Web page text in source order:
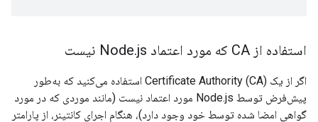
استفاده از CA که مورد اعتماد Node .js نیست
اگر از یک Certificate Authority (CA) استفاده می‌کنید که به‌طور
پیش‌فرض توسط Node.js مورد اعتماد نیست (مانند موردی که در مورد
گواهی امضا شده توسط خود وجود دارد)، هنگام اجرای کانتینر، از پارامتر